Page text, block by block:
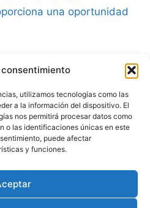
utilizamos tecnologías como las
a la información del dispositivo. El
nos permitirá procesar datos como
o las identificaciones únicas en este
puede afectar
y funciones.
una oportunidad